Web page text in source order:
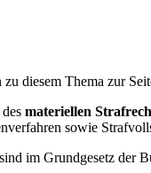
diesem Thema zur
materiellen
sowie
im Grundgesetz